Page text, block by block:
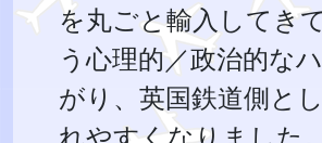
を丸ごと輸入してき
う心理的／政治的な
がり、英国鉄道側と